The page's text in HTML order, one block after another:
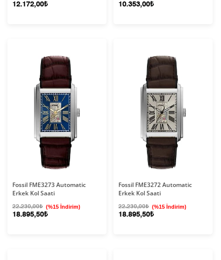
12.172,00₺ 10.353,00₺
Fossil FME3273 Automatic
Erkek Kol Saati
22.230,00₺ (%15 İndirim)
18.895,50₺
Fossil FME3272 Automatic
Erkek Kol Saati
22.230,00₺ (%15 İndirim)
18.895,50₺